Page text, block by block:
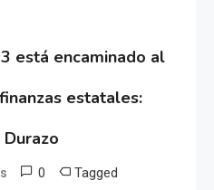
está encaminado al
estatales:
0 Tagged